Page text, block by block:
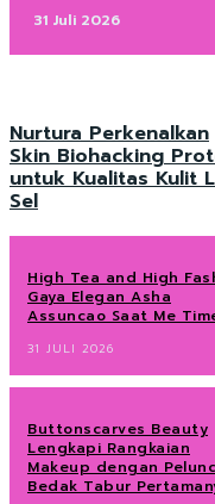
31 Juli 2026
Nurtura Perkenalkan
Skin Biohacking
untuk Kualitas Kulit
Sel
High Tea and High
Gaya Elegan Asha
Assuncao Saat Me
31 JULI 2026
Buttonscarves Beauty
Lengkapi Rangkaian
Makeup dengan
Bedak Tabur